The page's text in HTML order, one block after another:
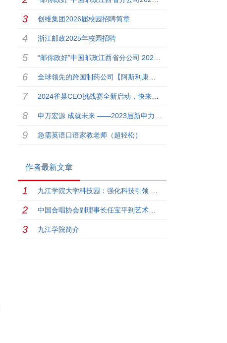
创维集团2026届校园招聘简章
浙江邮政2025年校园招聘
急需英语口语家教老师（超轻松）
作者最新文章
九江学院简介